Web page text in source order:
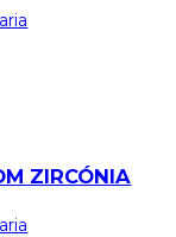
ZIRCÓNIA